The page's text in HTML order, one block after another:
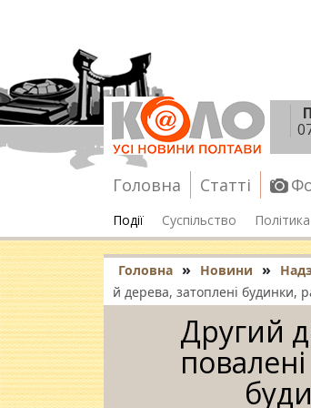
Головна Статті
Події Суспільство Політика
Головна » Новини »
й дерева, затоплені будинки,
Другий